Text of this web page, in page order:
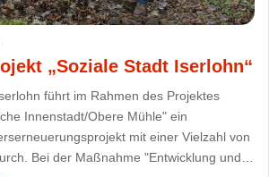
„Soziale Stadt Iserlohn“
führt im Rahmen des Projektes
Innenstadt/Obere Mühle" ein
mit einer Vielzahl von
Bei der Maßnahme "Entwicklung und…